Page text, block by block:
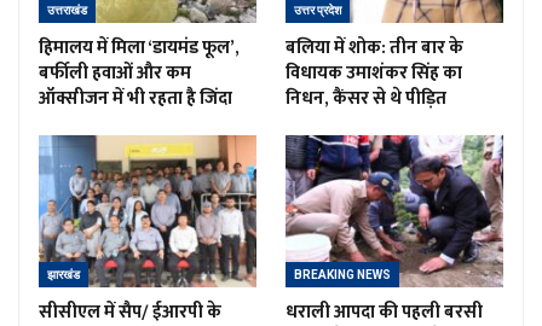
उत्तराखंड
हिमालय में मिला ‘डायमंड फूल’,
बर्फीली हवाओं और कम
ऑक्सीजन में भी रहता है जिंदा
उत्तर प्रदेश
बलिया में शोक: तीन बार के
विधायक उमाशंकर सिंह का
निधन, कैंसर से थे पीड़ित
झारखंड
सीसीएल में सैप/ ईआरपी के
BREAKING NEWS
धराली आपदा की पहली बरसी